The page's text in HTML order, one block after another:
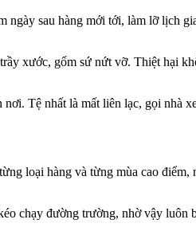
ngày sau hàng mới tới, làm lỡ lịch
xước, gốm sứ nứt vỡ. Thiệt hại
Tệ nhất là mất liên lạc, gọi nhà
loại hàng và từng mùa cao điểm,
chạy đường trường, nhờ vậy luôn